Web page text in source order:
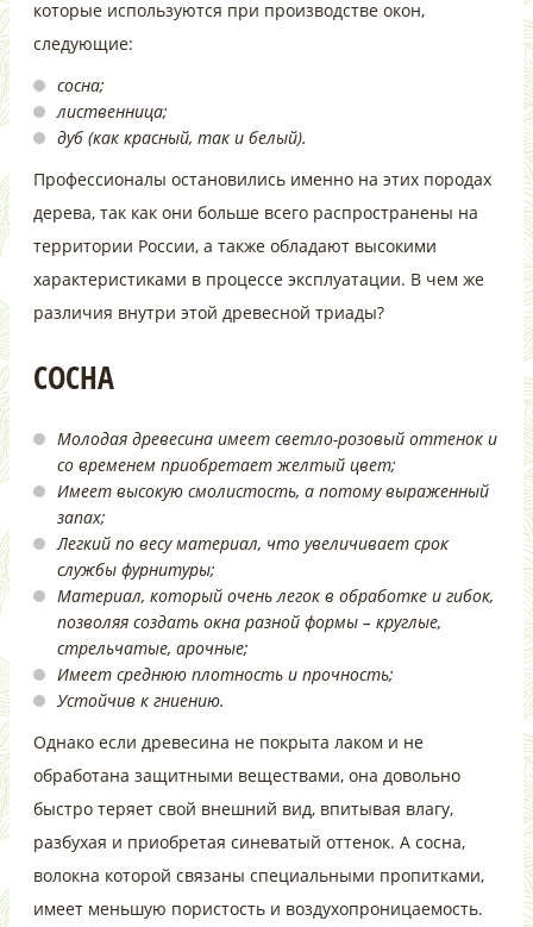
которые используются при производстве окон,
следующие:
сосна;
лиственница;
дуб (как красный, так и белый).
Профессионалы остановились именно на этих породах
дерева, так как они больше всего распространены на
территории России, а также обладают высокими
характеристиками в процессе эксплуатации. В чем же
различия внутри этой древесной триады?
СОСНА
Молодая древесина имеет светло-розовый оттенок и
со временем приобретает желтый цвет;
Имеет высокую смолистость, а потому выраженный
запах;
Легкий по весу материал, что увеличивает срок
службы фурнитуры;
Материал, который очень легок в обработке и гибок,
позволяя создать окна разной формы – круглые,
стрельчатые, арочные;
Имеет среднюю плотность и прочность;
Устойчив к гниению.
Однако если древесина не покрыта лаком и не
обработана защитными веществами, она довольно
быстро теряет свой внешний вид, впитывая влагу,
разбухая и приобретая синеватый оттенок. А сосна,
волокна которой связаны специальными пропитками,
имеет меньшую пористость и воздухопроницаемость.